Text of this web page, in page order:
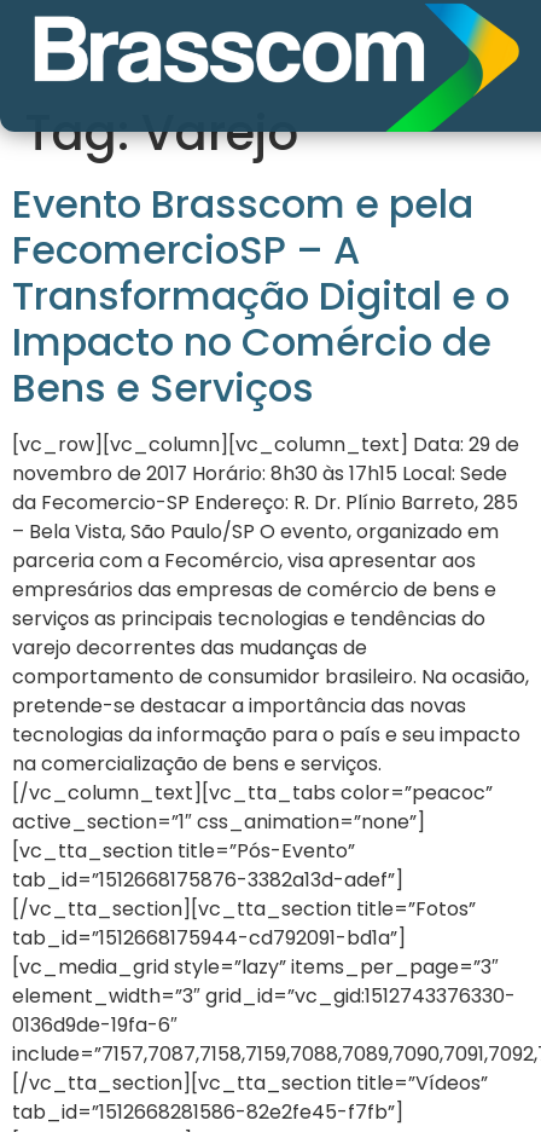
Tag:Varejo
Evento Brasscom e pela
FecomercioSP – A
Transformação Digital e o
Impacto no Comércio de
Bens e Serviços
[vc_row][vc_column][vc_column_text] Data: 29 de
novembro de 2017 Horário: 8h30 às 17h15 Local: Sede
da Fecomercio-SP Endereço: R. Dr. Plínio Barreto, 285
– Bela Vista, São Paulo/SP O evento, organizado em
parceria com a Fecomércio, visa apresentar aos
empresários das empresas de comércio de bens e
serviços as principais tecnologias e tendências do
varejo decorrentes das mudanças de
comportamento de consumidor brasileiro. Na ocasião,
pretende-se destacar a importância das novas
tecnologias da informação para o país e seu impacto
na comercialização de bens e serviços.
[/vc_column_text][vc_tta_tabs color=”peacoc”
active_section=”1″ css_animation=”none”]
[vc_tta_section title=”Pós-Evento”
tab_id=”1512668175876-3382a13d-adef”]
[/vc_tta_section][vc_tta_section title=”Fotos”
tab_id=”1512668175944-cd792091-bd1a”]
[vc_media_grid style=”lazy” items_per_page=”3″
element_width=”3″ grid_id=”vc_gid:1512743376330-
0136d9de-19fa-6″
[/vc_tta_section][vc_tta_section title=”Vídeos”
tab_id=”1512668281586-82e2fe45-f7fb”]